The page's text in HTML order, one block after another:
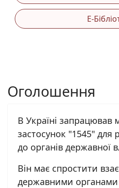
Е-
Оголошення
В Україні запрацював
застосунок "1545" для
до органів державної
Він має спростити
державними органами